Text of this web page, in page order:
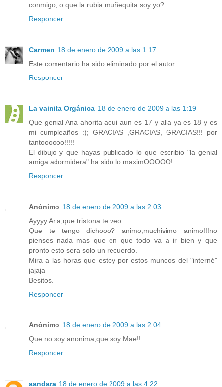
conmigo, o que la rubia muñequita soy yo?
Responder
Carmen 18 de enero de 2009 a las 1:17
Este comentario ha sido eliminado por el autor.
Responder
La vainita Orgánica 18 de enero de 2009 a las 1:19
Que genial Ana ahorita aqui aun es 17 y alla ya es 18 y es
mi cumpleaños :); GRACIAS ,GRACIAS, GRACIAS!!! por
tantoooooo!!!!!
El dibujo y que hayas publicado lo que escribio "la genial
amiga adormidera" ha sido lo maximOOOOO!
Responder
Anónimo 18 de enero de 2009 a las 2:03
Ayyyy Ana,que tristona te veo.
Que te tengo dichooo? animo,muchisimo animo!!!no
pienses nada mas que en que todo va a ir bien y que
pronto esto sera solo un recuerdo.
Mira a las horas que estoy por estos mundos del "interné"
jajaja
Besitos.
Responder
Anónimo 18 de enero de 2009 a las 2:04
Que no soy anonima,que soy Mae!!
Responder
aandara 18 de enero de 2009 a las 4:22